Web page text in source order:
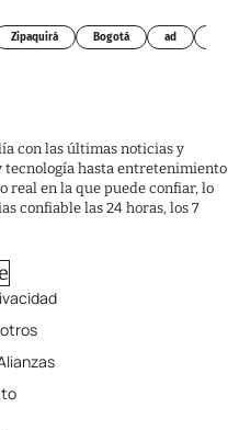
Zipaquirá Bogotá ad
con las últimas noticias y
tecnología hasta entretenimiento
real en la que puede confiar, lo
confiable las 24 horas, los 7